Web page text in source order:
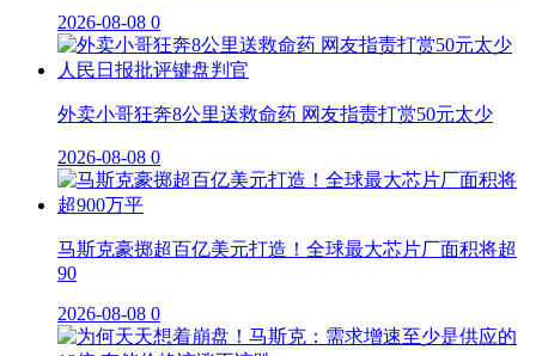
2026-08-08 0
外卖小哥狂奔8公里送救命药 网友指责打赏50元太少
2026-08-08 0
马斯克豪掷超百亿美元打造！全球最大芯片厂面积将超
90
2026-08-08 0